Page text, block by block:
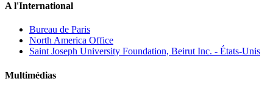
A l'International
Bureau de Paris
North America Office
Saint Joseph University Foundation, Beirut Inc. - États-Unis
Multimédias